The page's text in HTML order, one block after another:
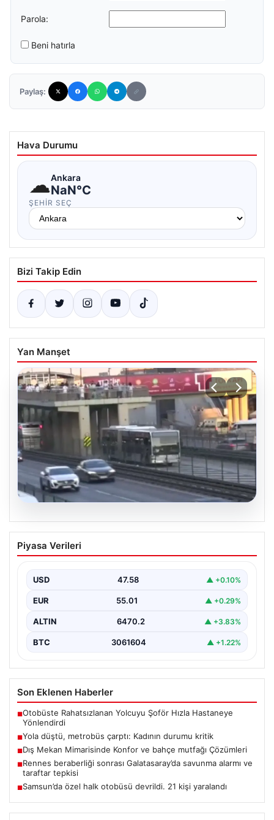
Parola:
Beni hatırla
Paylaş:
Hava Durumu
☁Ankara
NaN°C
ŞEHIR SEÇ
Bizi Takip Edin
Yan Manşet
04.08.2026
Yola düştü, metrobüs çarptı: Kadının
durumu kritik
Piyasa Verileri
USD 47.58 ▲ +0.10%
EUR 55.01 ▲ +0.29%
ALTIN 6470.2 ▲ +3.83%
BTC 3061604 ▲ +1.22%
Son Eklenen Haberler
■Otobüste Rahatsızlanan Yolcuyu Şoför Hızla Hastaneye
Yönlendirdi
■Yola düştü, metrobüs çarptı: Kadının durumu kritik
■Dış Mekan Mimarisinde Konfor ve bahçe mutfağı Çözümleri
■Rennes beraberliği sonrası Galatasaray’da savunma alarmı ve
taraftar tepkisi
■Samsun’da özel halk otobüsü devrildi. 21 kişi yaralandı